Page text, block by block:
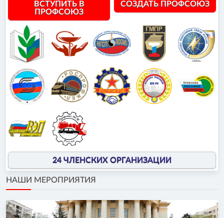
ВСТУПИТЬ В
ПРОФСОЮЗ
СОЗДАТЬ ПРОФСОЮЗ
24 ЧЛЕНСКИХ ОРГАНИЗАЦИИ
НАШИ МЕРОПРИЯТИЯ